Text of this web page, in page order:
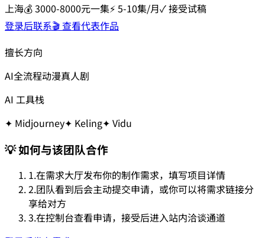
上海💰3000-8000元一集⚡5-10集/月✓ 接受试稿
登录后联系🎬 查看代表作品
擅长方向
AI全流程动漫真人剧
AI 工具栈
✦ Midjourney✦ Keling✦ Vidu
💡 如何与该团队合作
1.在需求大厅发布你的制作需求，填写项目详情
2.团队看到后会主动提交申请，或你可以将需求链接分
享给对方
3.在控制台查看申请，接受后进入站内洽谈通道